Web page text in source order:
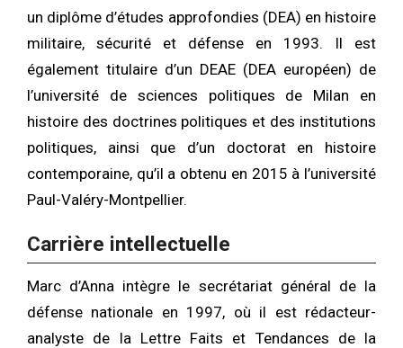
un diplôme d’études approfondies (DEA) en histoire
militaire, sécurité et défense en 1993. Il est
également titulaire d’un DEAE (DEA européen) de
l’université de sciences politiques de Milan en
histoire des doctrines politiques et des institutions
politiques, ainsi que d’un doctorat en histoire
contemporaine, qu’il a obtenu en 2015 à l’université
Paul-Valéry-Montpellier.
Carrière intellectuelle
Marc d’Anna intègre le secrétariat général de la
défense nationale en 1997, où il est rédacteur-
analyste de la Lettre Faits et Tendances de la